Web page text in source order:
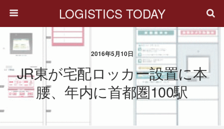
LOGISTICS TODAY
2016年5月10日
JR東が宅配ロッカー設置に本
腰、年内に首都圏100駅